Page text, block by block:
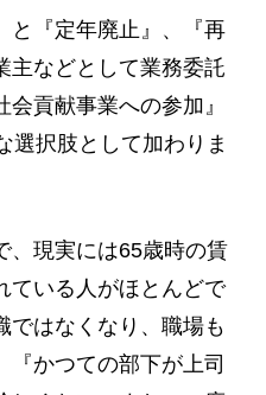
と『定年廃止』、『再
主などとして業務委託
貢献事業への参加』
選択肢として加わりま
現実には65歳時の賃
ている人がほとんどで
ではなくなり、職場も
『かつての部下が上司